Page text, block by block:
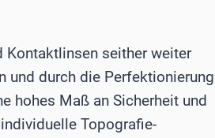
Kontaktlinsen seither weiter
und durch die Perfektionierung
hohes Maß an Sicherheit und
Topografie-